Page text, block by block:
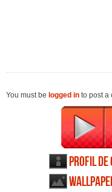
You must be logged in to post a
Profil de